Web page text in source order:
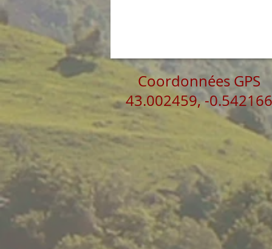
Coordonnées GPS
43.002459, -0.542166